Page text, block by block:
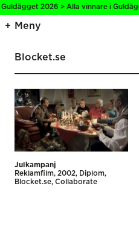
2026 > Alla vinnare i
Meny
Blocket.se
Julkampanj
Reklamfilm 2002
Diplom
Blocket.se Collaborate